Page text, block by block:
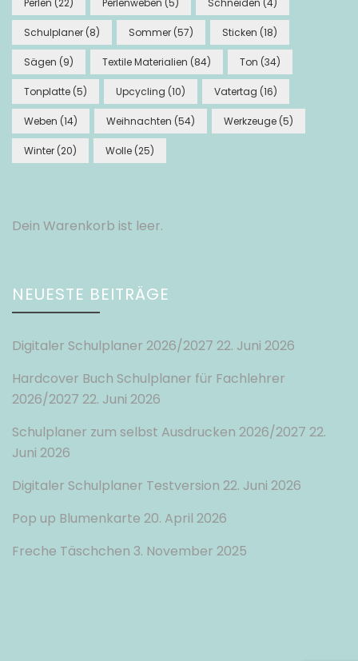
Schulplaner (8) Sommer (57) Sticken (18)
Sägen (9) Textile Materialien (84) Ton (34)
Tonplatte (5) Upcycling (10) Vatertag (16)
Weben (14) Weihnachten (54) Werkzeuge (5)
Winter (20) Wolle (25)
Dein Warenkorb ist leer.
NEUESTE BEITRÄGE
Digitaler Schulplaner 2026/2027 22. Juni 2026
Hardcover Buch Schulplaner für Fachlehrer
2026/2027 22. Juni 2026
Schulplaner zum selbst Ausdrucken 2026/2027 22.
Juni 2026
Digitaler Schulplaner Testversion 22. Juni 2026
Pop up Blumenkarte 20. April 2026
Freche Täschchen 3. November 2025